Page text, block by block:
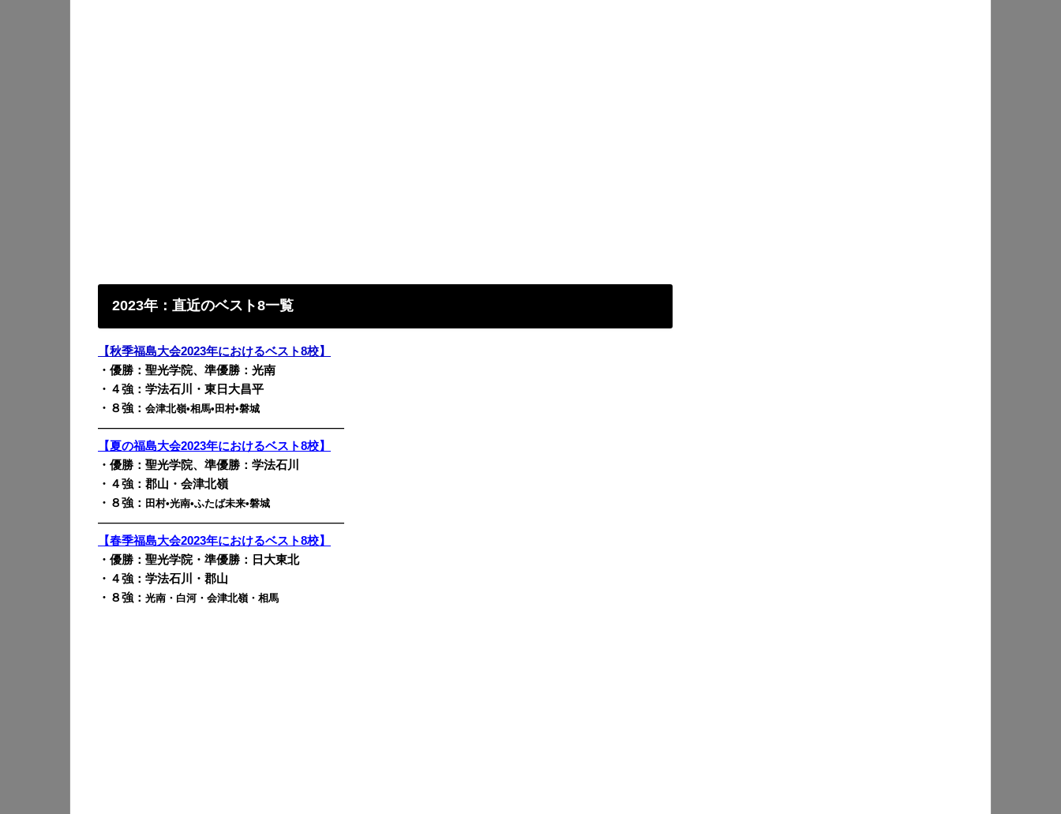
2023年：直近のベスト8一覧
【秋季福島大会2023年におけるベスト8校】
・優勝：聖光学院、準優勝：光南
・４強：学法石川・東日大昌平
・８強： 会津北嶺•相馬•田村•磐城
————————————————————————
【夏の福島大会2023年におけるベスト8校】
・優勝：聖光学院、準優勝：学法石川
・４強：郡山・会津北嶺
・８強： 田村•光南•ふたば未来•磐城
————————————————————————
【春季福島大会2023年におけるベスト8校】
・優勝：聖光学院・準優勝：日大東北
・４強：学法石川・郡山
・８強： 光南・白河・会津北嶺・相馬